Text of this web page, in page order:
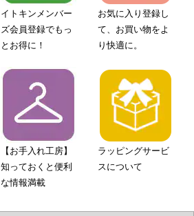
イトキンメンバー
ズ会員登録でもっ
とお得に！
お気に入り登録し
て、お買い物をよ
り快適に。
【お手入れ工房】
知っておくと便利
な情報満載
ラッピングサービ
スについて